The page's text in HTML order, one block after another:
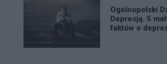
Ogólnopolski
Depresją. 5
faktów o